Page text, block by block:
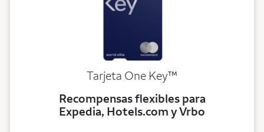
Tarjeta One Keytrademark
™
Recompensas flexibles para
Expedia, Hotels.com y Vrbo